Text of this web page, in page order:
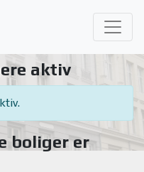
aktiv
boliger er